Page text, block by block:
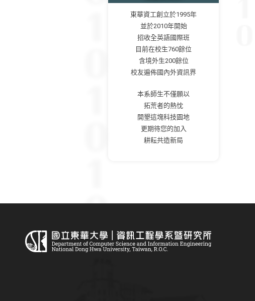
東華資工創立於1995年
並於2010年開始
招收全英語國際班
目前在校生760餘位
含境外生200餘位
校友遍佈國內外資訊界
本系師生不僅願以
拓荒者的熱忱
開墾這塊科技園地
更期待您的加入
耕耘共造新局